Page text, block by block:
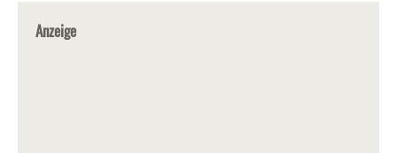
Anzeige